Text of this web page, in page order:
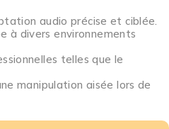
audio précise et ciblée.
à divers environnements
telles que le
manipulation aisée lors de